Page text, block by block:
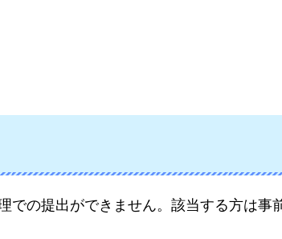
の提出ができません。該当する方は事